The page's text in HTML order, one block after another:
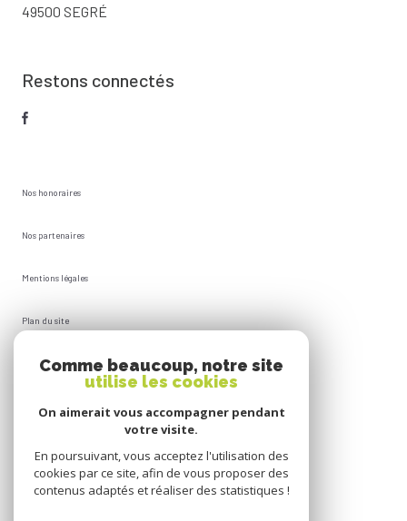
49500 SEGRÉ
Restons connectés
Nos honoraires
Nos partenaires
Mentions légales
Plan du site
Admin
Politique RGPD
Comme beaucoup, notre site
utilise les cookies
On aimerait vous accompagner pendant
votre visite.
En poursuivant, vous acceptez l'utilisation des
cookies par ce site, afin de vous proposer des
contenus adaptés et réaliser des statistiques !